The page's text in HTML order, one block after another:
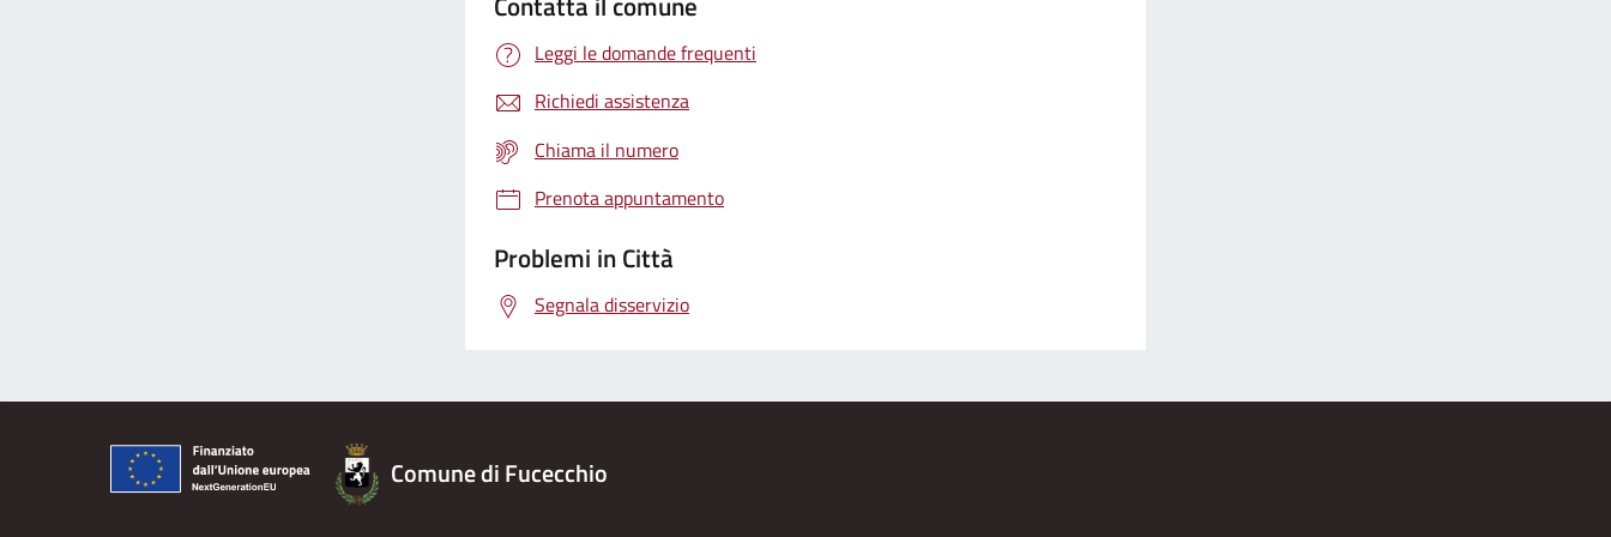
Leggi le domande frequenti
Richiedi assistenza
Chiama il numero
Prenota appuntamento
Problemi in Città
Segnala disservizio
Comune di Fucecchio